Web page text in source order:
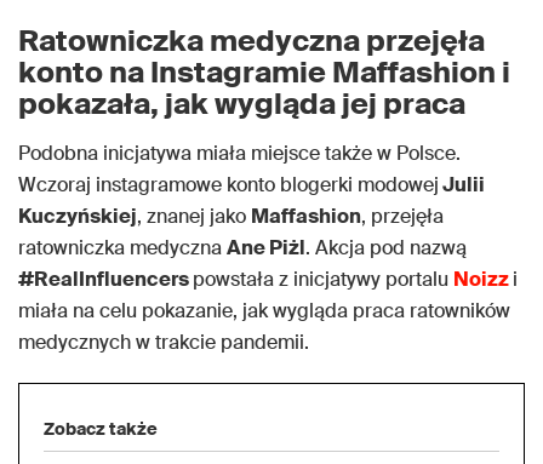
Ratowniczka medyczna przejęła
konto na Instagramie Maffashion i
pokazała, jak wygląda jej praca
Podobna inicjatywa miała miejsce także w Polsce.
Wczoraj instagramowe konto blogerki modowejJulii
Kuczyńskiej, znanej jako Maffashion, przejęła
ratowniczka medycznaAne Piżl. Akcja pod nazwą
#RealInfluencerspowstała z inicjatywy portalu Noizzi
miała na celu pokazanie, jak wygląda praca ratowników
medycznych w trakcie pandemii.
Zobacz także